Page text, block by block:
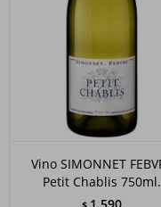
Vino SIMONNET
Petit Chablis 750ml.
1.590